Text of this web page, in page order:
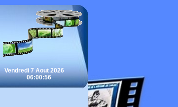
Vendredi 7 Aout 2026
06:00:56